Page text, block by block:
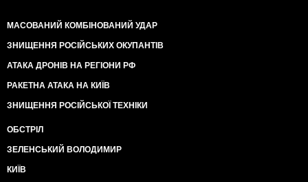
МАСОВАНИЙ КОМБІНОВАНИЙ УДАР
ЗНИЩЕННЯ РОСІЙСЬКИХ ОКУПАНТІВ
АТАКА ДРОНІВ НА РЕГІОНИ РФ
РАКЕТНА АТАКА НА КИЇВ
ЗНИЩЕННЯ РОСІЙСЬКОЇ ТЕХНІКИ
ОБСТРІЛ
ЗЕЛЕНСЬКИЙ ВОЛОДИМИР
КИЇВ